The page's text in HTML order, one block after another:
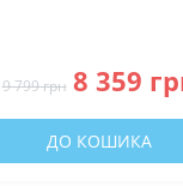
9 799 грн 8 359
ДО КОШИКА